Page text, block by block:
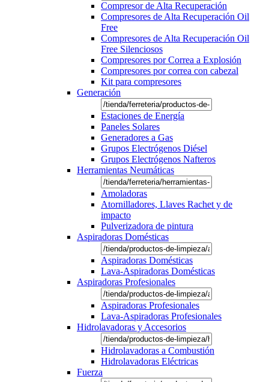
Compresor de Alta Recuperación
Compresores de Alta Recuperación Oil
Free
Compresores de Alta Recuperación Oil
Free Silenciosos
Compresores por Correa a Explosión
Compresores por correa con cabezal
Kit para compresores
Generación
Estaciones de Energía
Paneles Solares
Generadores a Gas
Grupos Electrógenos Diésel
Grupos Electrógenos Nafteros
Herramientas Neumáticas
Amoladoras
Atornilladores, Llaves Rachet y de
impacto
Pulverizadora de pintura
Aspiradoras Domésticas
Aspiradoras Domésticas
Lava-Aspiradoras Domésticas
Aspiradoras Profesionales
Aspiradoras Profesionales
Lava-Aspiradoras Profesionales
Hidrolavadoras y Accesorios
Hidrolavadoras a Combustión
Hidrolavadoras Eléctricas
Fuerza